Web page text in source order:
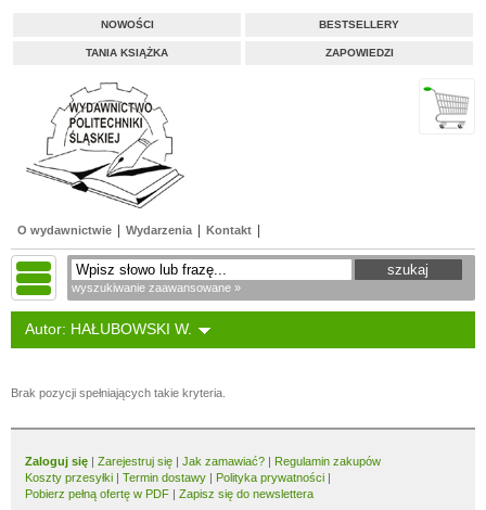
NOWOŚCI BESTSELLERY
TANIA KSIĄŻKA ZAPOWIEDZI
O wydawnictwie Wydarzenia Kontakt
wyszukiwanie zaawansowane »
Autor: HAŁUBOWSKI W.
Brak pozycji spełniających takie kryteria.
Zaloguj się | Zarejestruj się | Jak zamawiać? | Regulamin zakupów
Koszty przesyłki | Termin dostawy | Polityka prywatności |
Pobierz pełną ofertę w PDF | Zapisz się do newslettera